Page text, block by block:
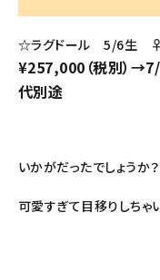
☆ラグドール 5/6生 ♀
¥257,000（税別）
代別途
いかがだったでしょうか？
可愛すぎて目移りしちゃ